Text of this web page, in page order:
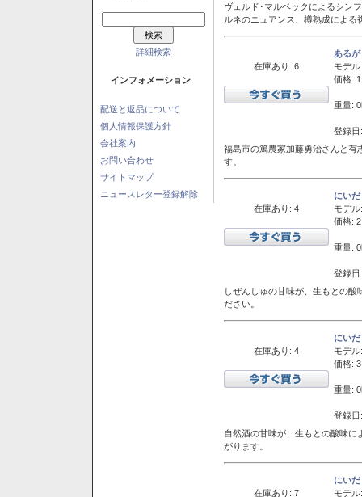
詳細検索
インフォメーション
配送と返品について
個人情報保護方針
会社案内
お問い合わせ
サイトマップ
ニュースレター登録解除
ヴェルド･マルベックによるシン
ルネのニュアンス、樽熟成によ
在庫あり: 6
ある
モデル:
価格:
重量:
登録
福島市の篤農家加藤勇治さんと有
す。
在庫あり: 4
にい
モデル:
価格:
重量:
登録
しぜんしゅの甘味が、生もとの
ださい。
在庫あり: 4
にい
モデル:
価格:
重量:
登録
自然酒の甘味が、生もとの酸味
がります。
在庫あり: 7
にい
モデル: